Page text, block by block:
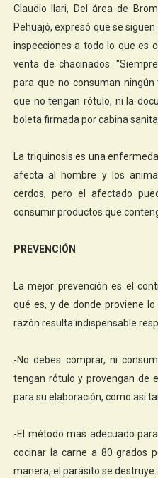
Claudio Ilari, Del área de
Pehuajó, expresó que se
inspecciones a todo lo que es
venta de chacinados.
para que no consuman
que no tengan rótulo, ni la
boleta firmada por cabina
La triquinosis es una
afecta al hombre y los
cerdos, pero el afectado
consumir productos que
PREVENCIÓN
La mejor prevención es el
qué es, y de donde proviene
razón resulta indispensable
-No debes comprar, ni
tengan rótulo y provengan de
para su elaboración, como así
-El método mas adecuado
cocinar la carne a 80 grados
manera, el parásito se destruye.